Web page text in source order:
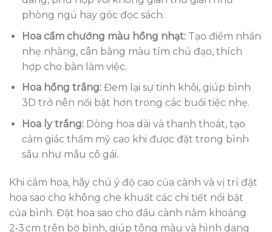
phòng ngủ hay góc đọc sách.
Hoa cẩm chướng màu hồng nhạt:Tạo điểm nhấn
nhẹ nhàng, cân bằng màu tím chủ đạo, thích
hợp cho bàn làm việc.
Hoa hồng trắng:Đem lại sự tinh khôi, giúp bình
3D trở nên nổi bật hơn trong các buổi tiệc nhẹ.
Hoa ly trắng:Dòng hoa dài và thanh thoát, tạo
cảm giác thẩm mỹ cao khi được đặt trong bình
sâu như mẫu cô gái.
Khi cắm hoa, hãy chú ý độ cao của cành và vị trí đặt
hoa sao cho không che khuất các chi tiết nổi bật
của bình. Đặt hoa sao cho đầu cành nằm khoảng
2‑3 cm trên bờ bình, giúp tông màu và hình dạng